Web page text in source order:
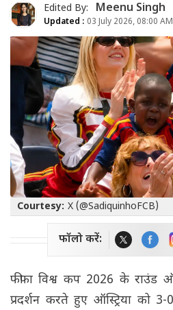
Edited By: Meenu Singh
Updated : 03 July 2026, 08:00
Courtesy: X (@SadiquinhoFCB)
फॉलो करें:
फीफा विश्व कप 2026 के राउंड
प्रदर्शन करते हुए ऑस्ट्रिया को